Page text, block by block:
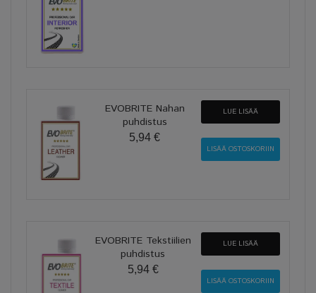
EVOBRITE Nahan
puhdistus
5,94 €
LUE LISÄÄ
EVOBRITE Tekstiilien
puhdistus
5,94 €
LUE LISÄÄ